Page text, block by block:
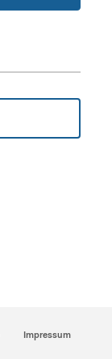
Impressum